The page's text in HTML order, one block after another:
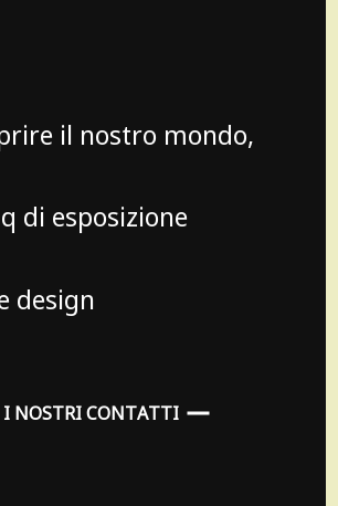
il nostro mondo,
di esposizione
design
I NOSTRI CONTATTI